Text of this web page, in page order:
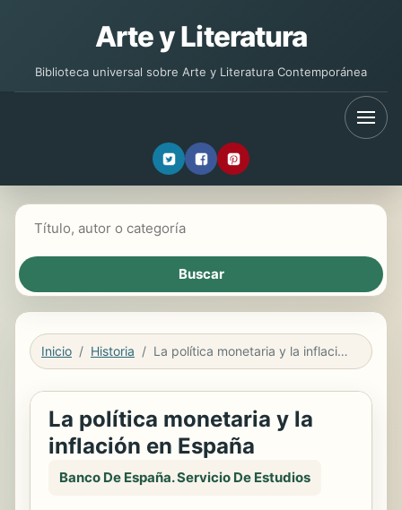
Arte y Literatura
Biblioteca universal sobre Arte y Literatura Contemporánea
Inicio Historia La política monetaria y la inflación en España
La política monetaria y la
inflación en España
Banco De España. Servicio De Estudios